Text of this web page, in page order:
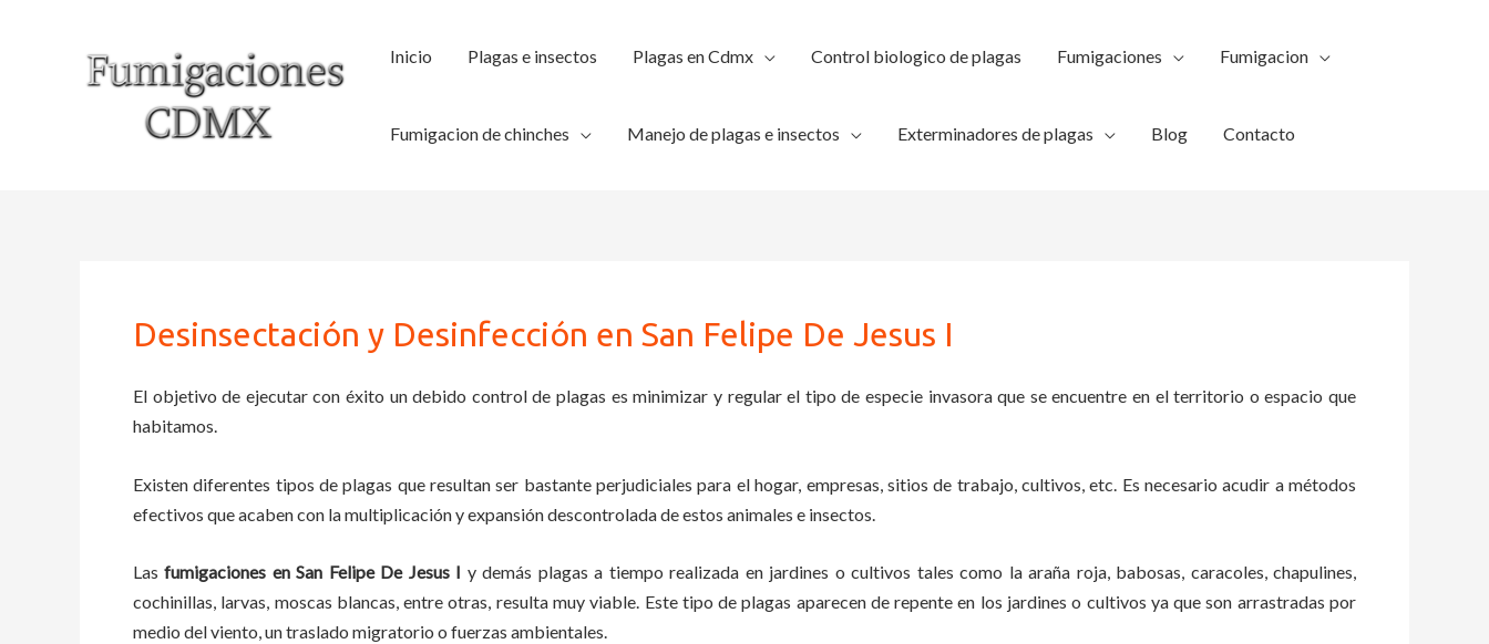
Inicio Plagas e insectos Plagas en Cdmx Control biologico de plagas Fumigaciones Fumigacion
Fumigacion de chinches Manejo de plagas e insectos Exterminadores de plagas Blog Contacto
Desinsectación y Desinfección en San Felipe De Jesus I
El objetivo de ejecutar con éxito un debido control de plagas es minimizar y regular el tipo de especie invasora que se encuentre en el territorio o espacio que
habitamos.
Existen diferentes tipos de plagas que resultan ser bastante perjudiciales para el hogar, empresas, sitios de trabajo, cultivos, etc. Es necesario acudir a métodos
efectivos que acaben con la multiplicación y expansión descontrolada de estos animales e insectos.
Las fumigaciones enSan Felipe De Jesus I y demás plagas a tiempo realizada enjardines o cultivos tales como la araña roja, babosas, caracoles, chapulines,
cochinillas, larvas, moscas blancas, entre otras, resulta muy viable. Este tipo de plagas aparecen de repente en los jardines o cultivos ya que son arrastradas por
medio del viento, un traslado migratorio o fuerzas ambientales.